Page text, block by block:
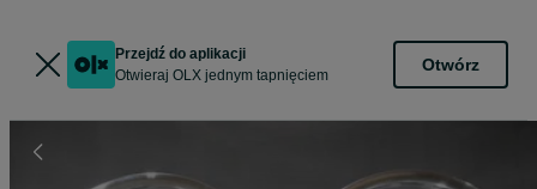
Przejdź do aplikacji
Otwieraj OLX jednym tapnięciem
Otwórz